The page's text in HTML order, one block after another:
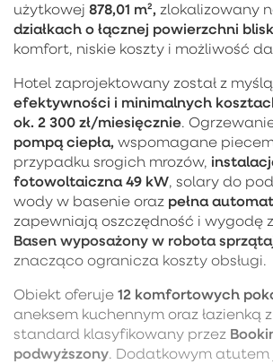
użytkowej 878,01 m², zlokalizowany
działkach o łącznej powierzchni
komfort, niskie koszty i możliwość
Hotel zaprojektowany został z
efektywności i minimalnych
ok. 2 300 zł/miesięcznie.
pompą ciepła, wspomagane
przypadku srogich mrozów,
fotowoltaiczna 49 kW, solary do
wody w basenie oraz pełna
zapewniają oszczędność i wygodę
Basen wyposażony w robota
znacząco ogranicza koszty obsługi.
Obiekt oferuje 12 komfortowych
aneksem kuchennym oraz łazienką
standard klasyfikowany przez
podwyższony. Dodatkowym atutem